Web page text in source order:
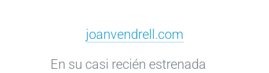
joanvendrell.com
En su casi recién estrenada